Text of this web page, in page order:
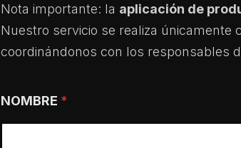
Nota importante: la aplicación de
Nuestro servicio se realiza únicamente
coordinándonos con los responsables
L
NOMBRE *